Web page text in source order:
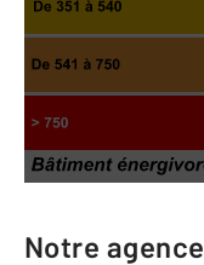
Notre agence